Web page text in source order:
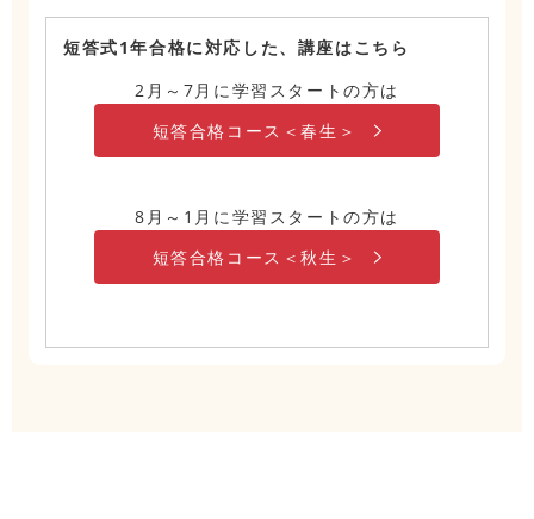
短答式1年合格に対応した、講座はこちら
2月～7月に学習スタートの方は
短答合格コース＜春生＞
8月～1月に学習スタートの方は
短答合格コース＜秋生＞